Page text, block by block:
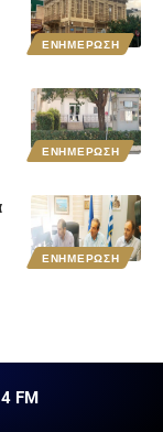
ΕΝΗΜΕΡΩΣΗ
ΕΝΗΜΕΡΩΣΗ
ΕΝΗΜΕΡΩΣΗ
FM